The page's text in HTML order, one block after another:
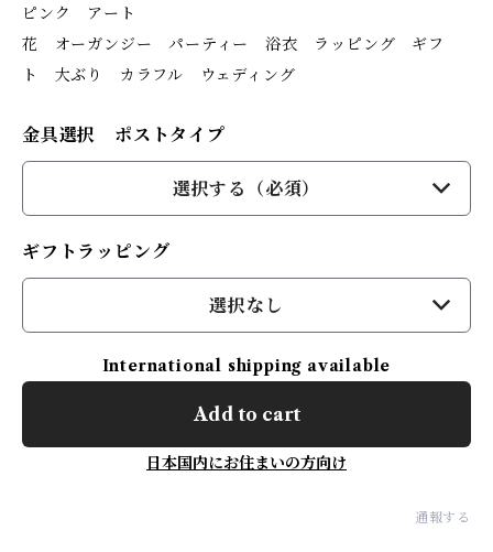
ピンク アート
花 オーガンジー パーティー 浴衣 ラッピング ギフ
ト 大ぶり カラフル ウェディング
金具選択 ポストタイプ
選択する（必須）
ギフトラッピング
選択なし
International shipping available
Add to cart
日本国内にお住まいの方向け
通報する